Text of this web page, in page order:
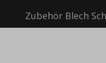
Zubehör Blech